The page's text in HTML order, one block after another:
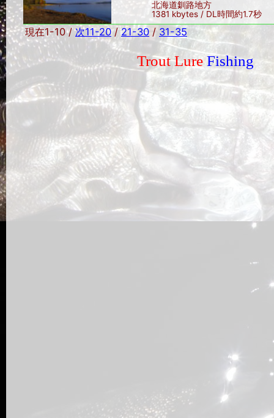
北海道釧路地方
1381 kbytes / DL時間約1.7秒
現在1-10 /次11-20/ 21-30 / 31-35
Trout Lure Fishing